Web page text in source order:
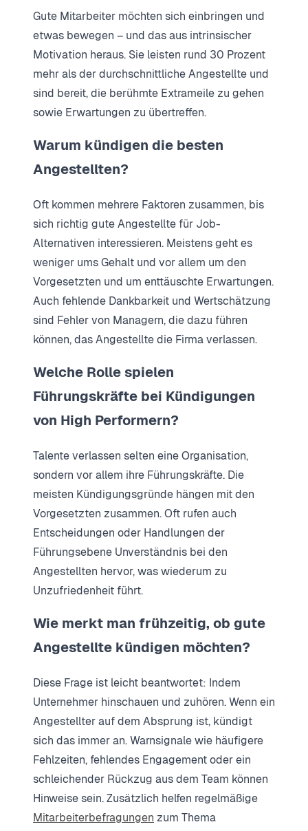
Gute Mitarbeiter möchten sich einbringen und
etwas bewegen – und das aus intrinsischer
Motivation heraus. Sie leisten rund 30 Prozent
mehr als der durchschnittliche Angestellte und
sind bereit, die berühmte Extrameile zu gehen
sowie Erwartungen zu übertreffen.
Warum kündigen die besten
Angestellten?
Oft kommen mehrere Faktoren zusammen, bis
sich richtig gute Angestellte für Job-
Alternativen interessieren. Meistens geht es
weniger ums Gehalt und vor allem um den
Vorgesetzten und um enttäuschte Erwartungen.
Auch fehlende Dankbarkeit und Wertschätzung
sind Fehler von Managern, die dazu führen
können, das Angestellte die Firma verlassen.
Welche Rolle spielen
Führungskräfte bei Kündigungen
von High Performern?
Talente verlassen selten eine Organisation,
sondern vor allem ihre Führungskräfte. Die
meisten Kündigungsgründe hängen mit den
Vorgesetzten zusammen. Oft rufen auch
Entscheidungen oder Handlungen der
Führungsebene Unverständnis bei den
Angestellten hervor, was wiederum zu
Unzufriedenheit führt.
Wie merkt man frühzeitig, ob gute
Angestellte kündigen möchten?
Diese Frage ist leicht beantwortet: Indem
Unternehmer hinschauen und zuhören. Wenn ein
Angestellter auf dem Absprung ist, kündigt
sich das immer an. Warnsignale wie häufigere
Fehlzeiten, fehlendes Engagement oder ein
schleichender Rückzug aus dem Team können
Hinweise sein. Zusätzlich helfen regelmäßige
Mitarbeiterbefragungen zum Thema